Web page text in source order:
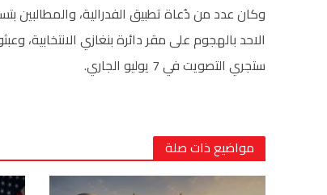
وكان عدد من دُعاة تطبيق الفدرالية، والمطالبين
الاحد بالهجوم على مقر دائرة بنغازي الانتخابية،
ستجري التصويت في 7 يوليو الجاري.
مواضيع ذات صلة